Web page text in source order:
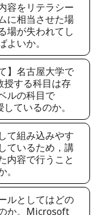
容をリテラシー
に相当させた場
場が失われてし
いか。
】名古屋大学で
授する科目は存
ルの科目で
ているのか。
て組み込みやす
ているため，講
内容で行うこと
ルとしてはどの
か。Microsoft